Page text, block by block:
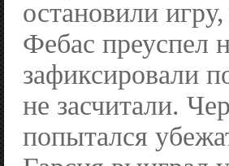
остановили
Фебас преуспел
зафиксировали
не засчитали.
попытался